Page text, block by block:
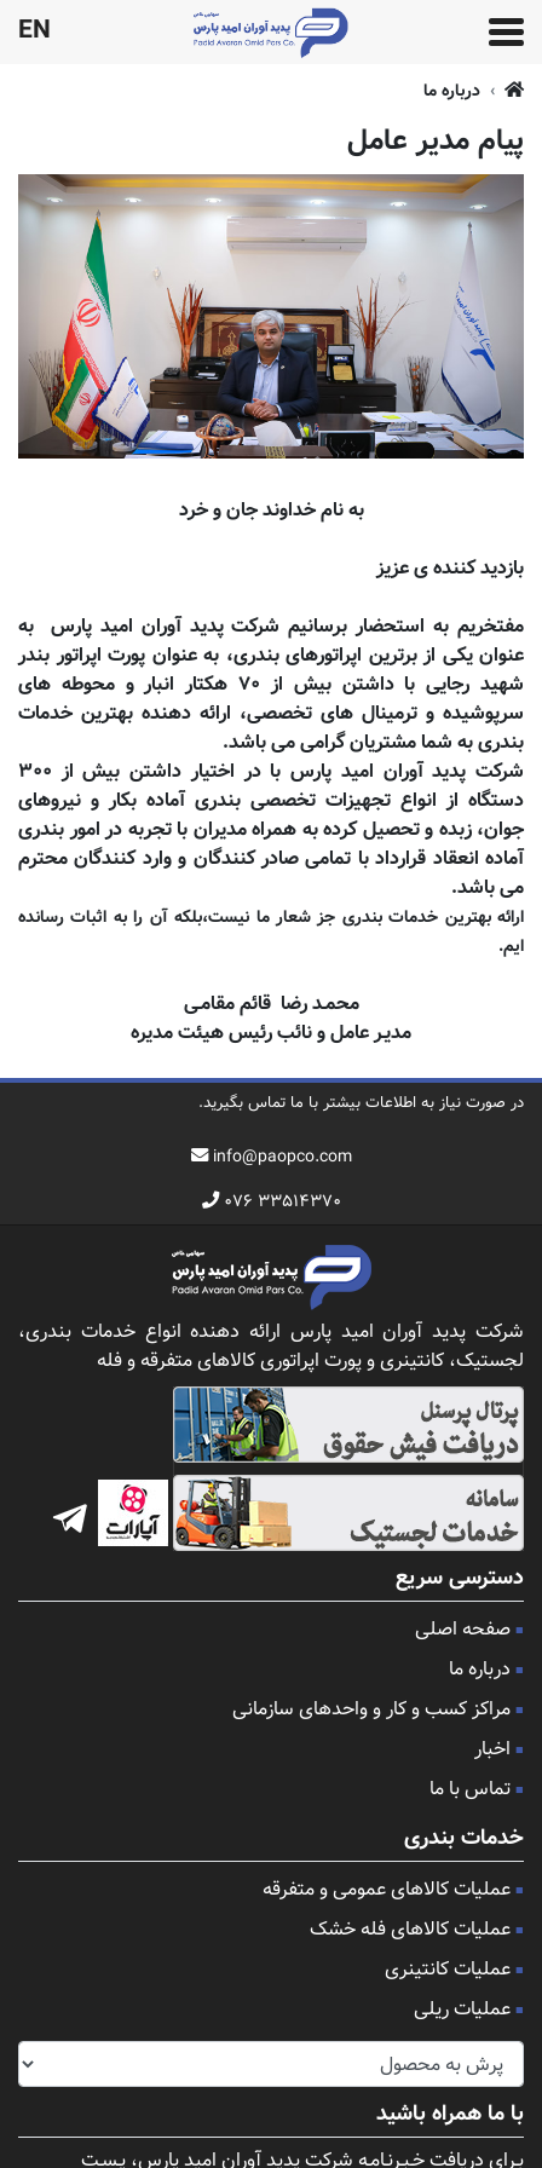
EN
درباره ما
پیام مدیر عامل
به نام خداوند جان و خرد
بازدید کننده ی عزیز
مفتخریم به استحضار برسانیم شرکت پدید آوران امید پارس به
عنوان یکی از برترین اپراتورهای بندری، به عنوان پورت اپراتور بندر
شهید رجایی با داشتن بیش از ۷۰ هکتار انبار و محوطه های
سرپوشیده و ترمینال های تخصصی، ارائه دهنده بهترین خدمات
بندری به شما مشتریان گرامی می باشد.
شرکت پدید آوران امید پارس با در اختیار داشتن بیش از ۳۰۰
دستگاه از انواع تجهیزات تخصصی بندری آماده بکار و نیروهای
جوان، زبده و تحصیل کرده به همراه مدیران با تجربه در امور بندری
آماده انعقاد قرارداد با تمامی صادر کنندگان و وارد کنندگان محترم
می باشد.
ارائه بهترین خدمات بندری جز شعار ما نیست،بلکه آن را به اثبات رسانده
ایم.
محمـد رضا قائم مقامـی
مدیـر عامل و نائب رئیس هیئت مدیره
در صورت نیاز به اطلاعات بیشتر با ما تماس بگیرید.
info@paopco.com
۰۷۶ ۳۳۵۱۴۳۷۰
شرکت پدید آوران امید پارس ارائه دهنده انواع خدمات بندری،
لجستیک، کانتینری و پورت اپراتوری کالاهای متفرقه و فله
دسترسی سریع
صفحه اصلی
درباره ما
مراکز کسب و کار و واحدهای سازمانی
اخبار
تماس با ما
خدمات بندری
عملیات کالاهای عمومی و متفرقه
عملیات کالاهای فله خشک
عملیات کانتینری
عملیات ریلی
با ما همراه باشید
بـرای دریافت خـبـرنـامـه شرکت پدید آوران امید پارس، پـسـت